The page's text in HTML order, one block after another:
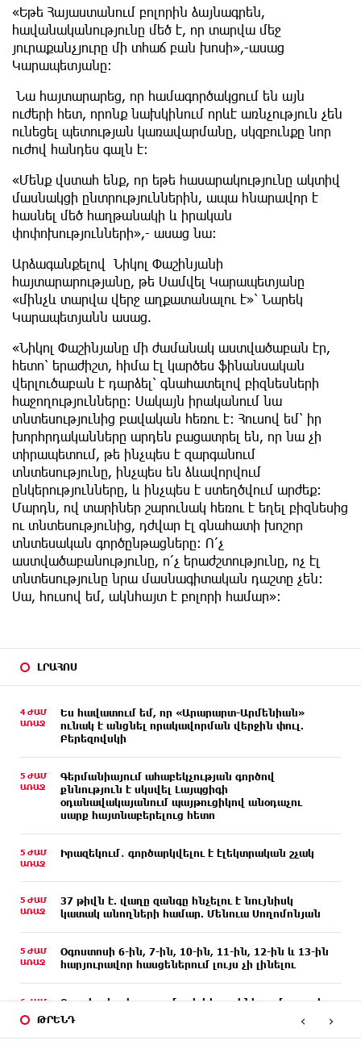
ԼՐԱՀՈՍ
4 ԺԱՄ
ԱՌԱՋ
Ես հավատում եմ, որ «Արարարտ-Արմենիան»
ունակ է անցնել որակավորման վերջին փուլ.
Բերեզովսկի
5 ԺԱՄ
ԱՌԱՋ
Գերմանիայում ահաբեկչության գործով
քննություն է սկսվել Լայպցիգի
օդանավակայանում պայթուցիկով անօդաչու
սարք հայտնաբերելուց հետո
5 ԺԱՄ
ԱՌԱՋ
Իրազեկում․ գործարկվելու է էլեկտրական շչակ
5 ԺԱՄ
ԱՌԱՋ
37 թիվն է. վաղը զանգը հնչելու է նույնիսկ
կատակ անողների համար. Մենուա Սողոմոնյան
5 ԺԱՄ
ԱՌԱՋ
Օգոստոսի 6-ին, 7-ին, 10-ին, 11-ին, 12-ին և 13-ին
հարյուրավոր հասցեներում լույս չի լինելու
6 ԺԱՄ
Ջուր հավաքեք․ բազմաթիվ հասցեներում ջուր չի
լինելու
«Եթե Հայաստանում բոլորին ձայնագրեն,
հավանականությունը մեծ է, որ տարվա մեջ
յուրաքանչյուրը մի տհաճ բան խոսի»,-ասաց
Կարապետյանը։
Նա հայտարարեց, որ համագործակցում են այն
ուժերի հետ, որոնք նախկինում որևէ առնչություն չեն
ունեցել պետության կառավարմանը, սկզբունքը նոր
ուժով հանդես գալն է։
«Մենք վստահ ենք, որ եթե հասարակությունը ակտիվ
մասնակցի ընտրություններին, ապա հնարավոր է
հասնել մեծ հաղթանակի և իրական
փոփոխությունների»,- ասաց նա։
Արձագանքելով Նիկոլ Փաշինյանի
հայտարարությանը, թե Սամվել Կարապետյանը
«մինչև տարվա վերջ աղքատանալու է»՝ Նարեկ
Կարապետյանն ասաց.
«Նիկոլ Փաշինյանը մի ժամանակ աստվածաբան էր,
հետո՝ երաժիշտ, հիմա էլ կարծես ֆինանսական
վերլուծաբան է դարձել՝ գնահատելով բիզնեսների
հաջողությունները։ Սակայն իրականում նա
տնտեսությունից բավական հեռու է։ Հուսով եմ՝ իր
խորհրդականները արդեն բացատրել են, որ նա չի
տիրապետում, թե ինչպես է զարգանում
տնտեսությունը, ինչպես են ձևավորվում
ընկերությունները, և ինչպես է ստեղծվում արժեք։
Մարդն, ով տարիներ շարունակ հեռու է եղել բիզնեսից
ու տնտեսությունից, դժվար էլ գնահատի խոշոր
տնտեսական գործընթացները։ Ո՛չ
աստվածաբանությունը, ո՛չ երաժշտությունը, ոչ էլ
տնտեսությունը նրա մասնագիտական դաշտը չեն։
Սա, հուսով եմ, ակնհայտ է բոլորի համար»։
ԹՐԵՆԴ ‹ ›